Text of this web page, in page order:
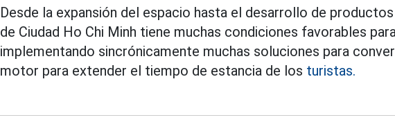
Desde la expansión del espacio hasta el desarrollo de
de Ciudad Ho Chi Minh tiene muchas condiciones favorables
implementando sincrónicamente muchas soluciones para
motor para extender el tiempo de estancia de los turistas.